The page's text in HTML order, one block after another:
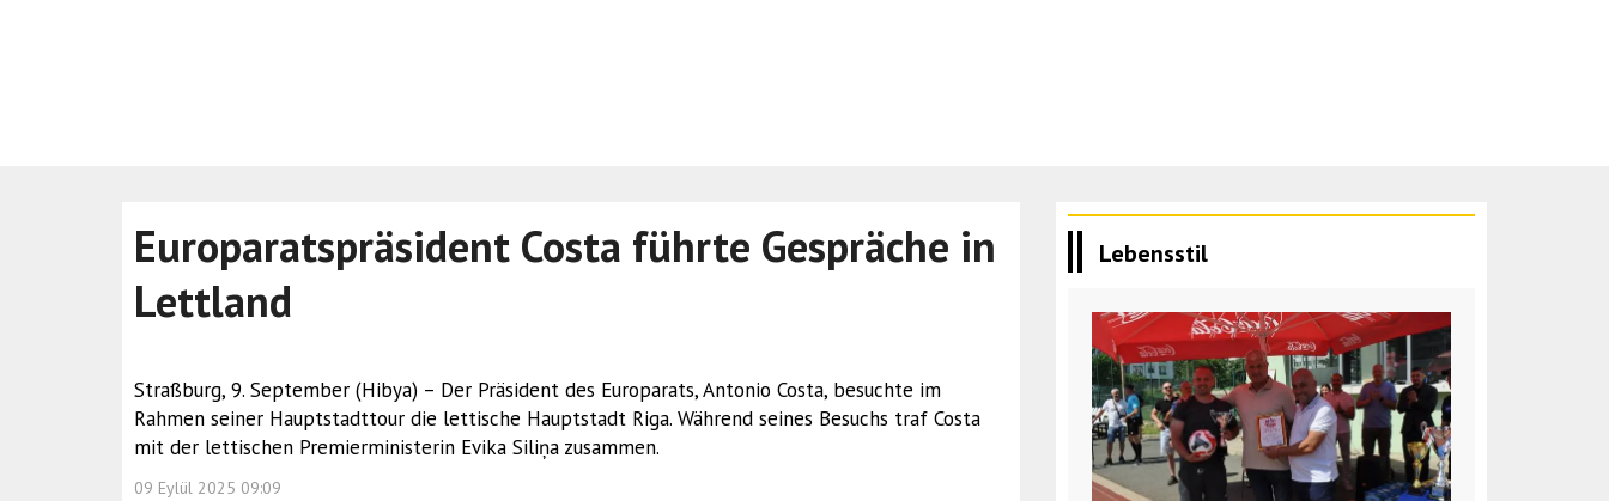
Europaratspräsident Costa führte Gespräche in
Lettland
Straßburg, 9. September (Hibya) – Der Präsident des Europarats, Antonio Costa, besuchte im
Rahmen seiner Hauptstadttour die lettische Hauptstadt Riga. Während seines Besuchs traf Costa
mit der lettischen Premierministerin Evika Siliņa zusammen.
09 Eylül 2025 09:09
Lebensstil